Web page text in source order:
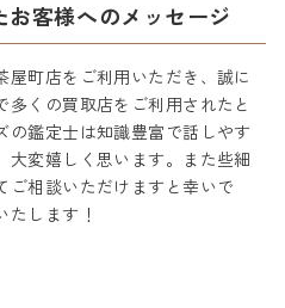
お客様へのメッセージ
屋町店をご利用いただき、誠に
多くの買取店をご利用されたと
の鑑定士は知識豊富で話しやす
大変嬉しく思います。また些細
ご相談いただけますと幸いで
します！